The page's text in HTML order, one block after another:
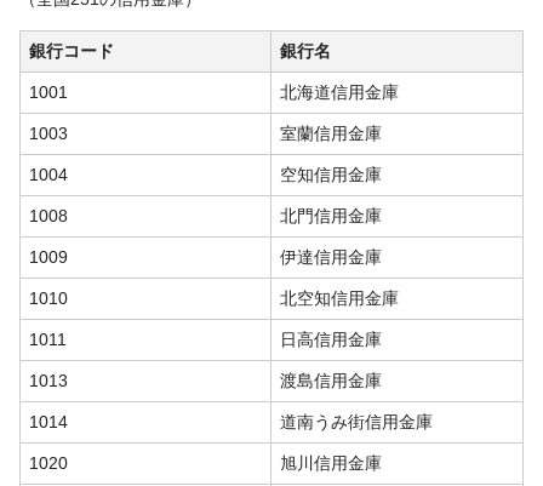
銀行コード 銀行名
1001 北海道信用金庫
1003 室蘭信用金庫
1004 空知信用金庫
1008 北門信用金庫
1009 伊達信用金庫
1010 北空知信用金庫
1011 日高信用金庫
1013 渡島信用金庫
1014 道南うみ街信用金庫
1020 旭川信用金庫